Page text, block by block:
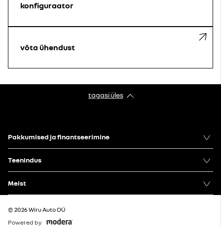
konfiguraator
võta ühendust
tagasi üles
Pakkumised ja finantseerimine
Teenindus
Meist
© 2026 Wiru Auto OÜ
Powered by